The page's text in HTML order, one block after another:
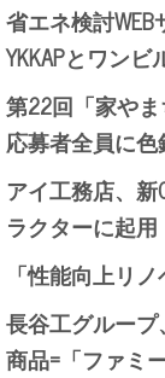
省エネ検討
YKKAPとワン
第22回「家や
応募者全員に
アイ工務店、
ラクターに起用
「性能向上リ
長谷工グルー
商品=「ファミ